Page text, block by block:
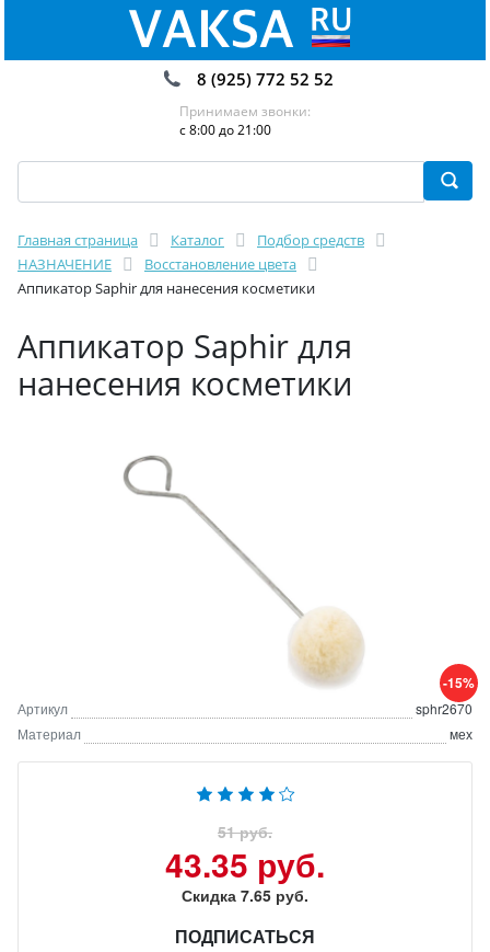
8 (925) 772 52 52
Принимаем звонки:
с 8:00 до 21:00
Главная страница Каталог
Подбор средств
НАЗНАЧЕНИЕ
Восстановление цвета
Аппикатор Saphir для нанесения косметики
Аппикатор Saphir для
нанесения косметики
-15%
Артикул
sphr2670
Материал
мех
51 руб.
43.35 руб.
Скидка 7.65 руб.
ПОДПИСАТЬСЯ